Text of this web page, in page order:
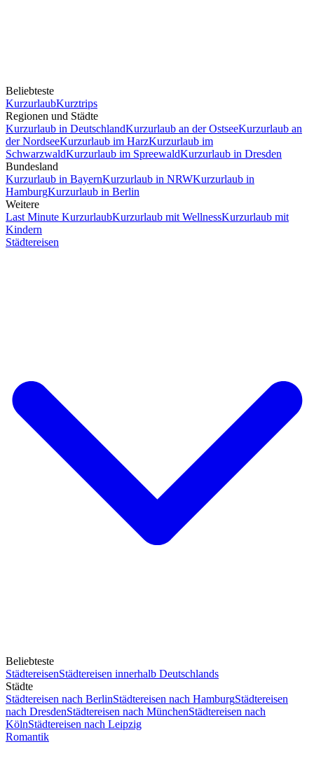
Beliebteste
KurzurlaubKurztrips
Regionen und Städte
Kurzurlaub in DeutschlandKurzurlaub an der OstseeKurzurlaub an
der NordseeKurzurlaub im HarzKurzurlaub im
SchwarzwaldKurzurlaub im SpreewaldKurzurlaub in Dresden
Bundesland
Kurzurlaub in BayernKurzurlaub in NRWKurzurlaub in
HamburgKurzurlaub in Berlin
Weitere
Last Minute KurzurlaubKurzurlaub mit WellnessKurzurlaub mit
Kindern
Städtereisen
Beliebteste
StädtereisenStädtereisen innerhalb Deutschlands
Städte
Städtereisen nach BerlinStädtereisen nach HamburgStädtereisen
nach DresdenStädtereisen nach MünchenStädtereisen nach
KölnStädtereisen nach Leipzig
Romantik